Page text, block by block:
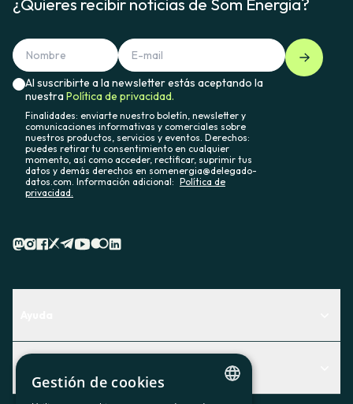
¿Quieres recibir noticias de Som Energia?
Al suscribirte a la newsletter estás aceptando la
nuestraPolítica de privacidad.
Finalidades: enviarte nuestro boletín, newsletter y
comunicaciones informativas y comerciales sobre
nuestros productos, servicios y eventos. Derechos:
puedes retirar tu consentimiento en cualquier
momento, así como acceder, rectificar, suprimir tus
datos y demás derechos en somenergia@delegado-
datos.com. Información adicional: Política de
privacidad.
Descubre qué servicio te encaja mejor
Gestión de cookies